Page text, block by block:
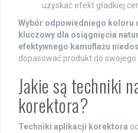
uzyskać efekt gładkiej
Wybór odpowiedniego koloru
kluczowy dla osiągnięcia
efektywnego kamuflażu
dopasować produkt do swojego
Jakie są techniki
korektora?
Techniki aplikacji korektora